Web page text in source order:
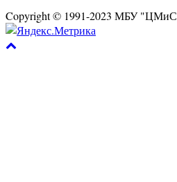
Copyright © 1991-2023 МБУ